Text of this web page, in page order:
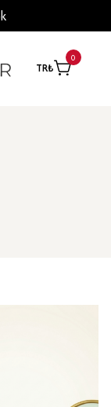
TR₺
0